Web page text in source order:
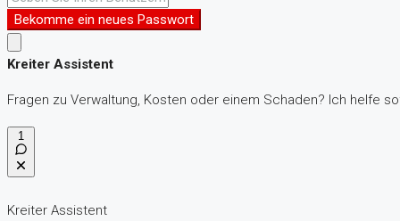
Bekomme ein neues Passwort
Kreiter Assistent
Fragen zu Verwaltung, Kosten oder einem Schaden? Ich helfe
1
Kreiter Assistent